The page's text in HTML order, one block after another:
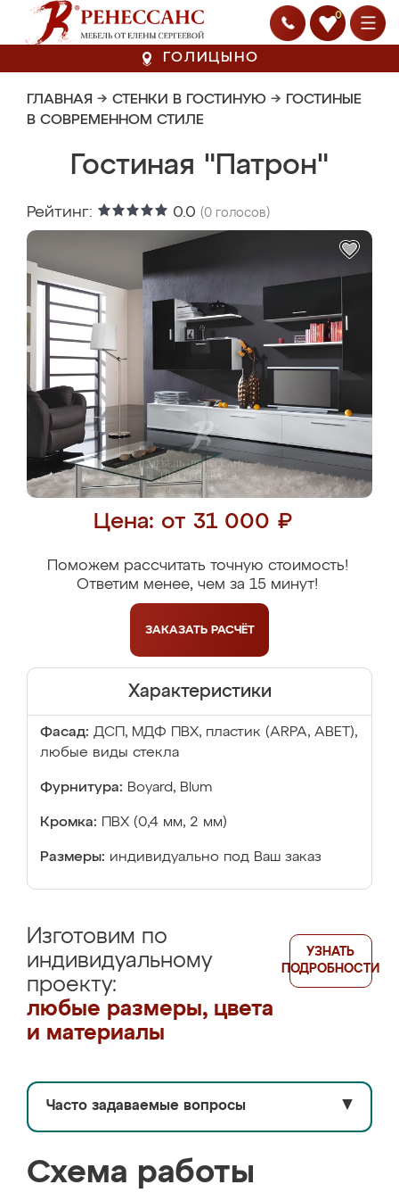
0
ГОЛИЦЫНО
ГЛАВНАЯ → СТЕНКИ В ГОСТИНУЮ → ГОСТИНЫЕ
В СОВРЕМЕННОМ СТИЛЕ
Гостиная "Патрон"
Рейтинг: 0.0 (0 голосов)
Цена: от 31 000 ₽
Поможем рассчитать точную стоимость!
Ответим менее, чем за 15 минут!
ЗАКАЗАТЬ РАСЧЁТ
Характеристики
Фасад: ДСП, МДФ ПВХ, пластик (ARPA, ABET),
любые виды стекла
Фурнитура: Boyard, Blum
Кромка: ПВХ (0,4 мм, 2 мм)
Размеры: индивидуально под Ваш заказ
Изготовим по
индивидуальному
проекту:
любые размеры, цвета
и материалы
УЗНАТЬ
ПОДРОБНОСТИ
Часто задаваемые вопросы ▼
Схема работы